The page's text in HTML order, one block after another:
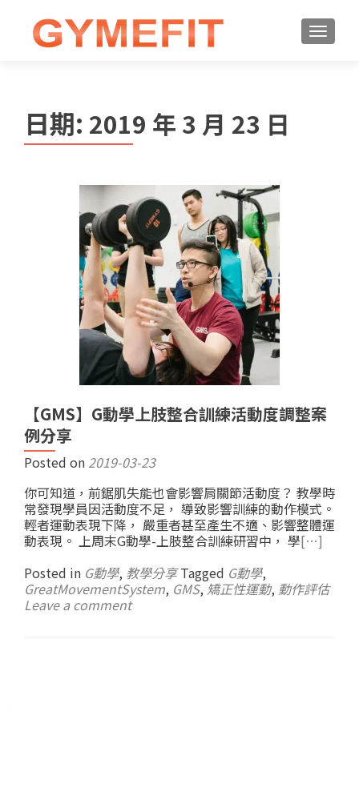
日期: 2019 年 3 月 23 日
【GMS】G動學上肢整合訓練活動度調整案
例分享
Posted on 2019-03-23
你可知道，前鋸肌失能也會影響肩關節活動度？ 教學時
常發現學員因活動度不足， 導致影響訓練的動作模式。
輕者運動表現下降， 嚴重者甚至產生不適、影響整體運
動表現。 上周末G動學-上肢整合訓練研習中， 學[…]
Posted in G動學, 教學分享 Tagged G動學,
GreatMovementSystem, GMS, 矯正性運動, 動作評估
Leave a comment